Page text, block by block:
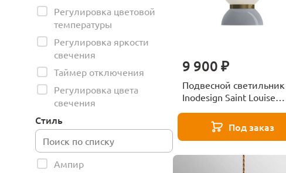
Регулировка цветовой
температуры
Регулировка яркости
свечения
Таймер отключения
Регулировка цвета
свечения
Стиль
Ампир
9 900 ₽
Подвесной светильник
Inodesign Saint Louise
Под заказ